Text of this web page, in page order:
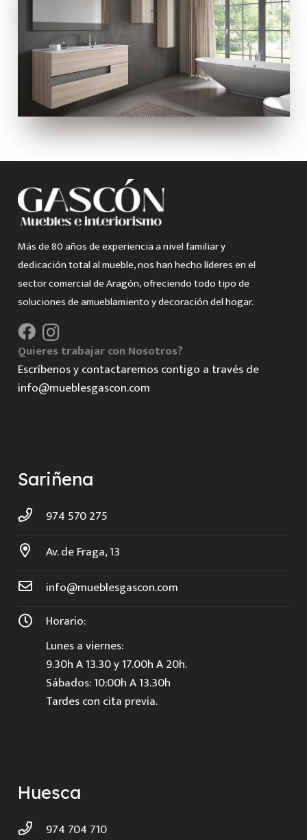
Más de 80 años de experiencia a nivel familiar y
dedicación total al mueble, nos han hecho líderes en el
sector comercial de Aragón, ofreciendo todo tipo de
soluciones de amueblamiento y decoración del hogar.
Quieres trabajar con Nosotros?
Escríbenos y contactaremos contigo a través de
info@mueblesgascon.com
Sariñena
974 570 275
Av. de Fraga, 13
info@mueblesgascon.com
Horario:
Lunes a viernes:
9.30h A 13.30 y 17.00h A 20h.
Sábados: 10:00h A 13.30h
Tardes con cita previa.
Huesca
974 704 710